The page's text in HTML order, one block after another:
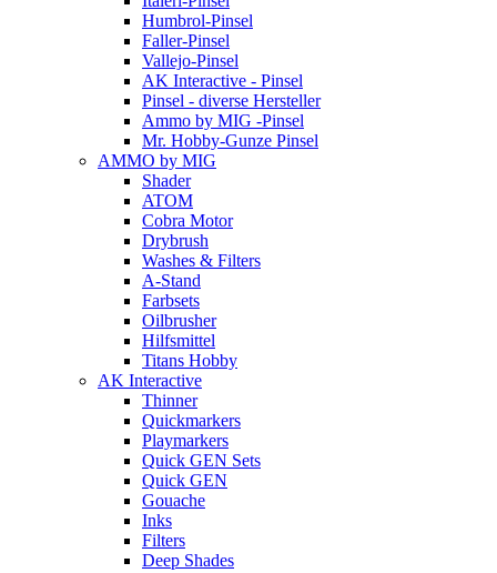
Humbrol-Pinsel
Faller-Pinsel
Vallejo-Pinsel
AK Interactive - Pinsel
Pinsel - diverse Hersteller
Ammo by MIG -Pinsel
Mr. Hobby-Gunze Pinsel
AMMO by MIG
Shader
ATOM
Cobra Motor
Drybrush
Washes & Filters
A-Stand
Farbsets
Oilbrusher
Hilfsmittel
Titans Hobby
AK Interactive
Thinner
Quickmarkers
Playmarkers
Quick GEN Sets
Quick GEN
Gouache
Inks
Filters
Deep Shades